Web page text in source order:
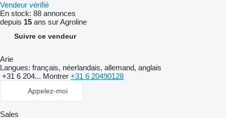
Vendeur vérifié
En stock: 88 annonces
depuis 15 ans sur Agroline
Suivre ce vendeur
Arie
Langues: français, néerlandais, allemand, anglais
+31 6 204... Montrer +31 6 20490128
Appelez-moi
Sales